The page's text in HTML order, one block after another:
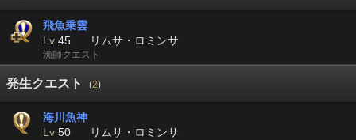
飛魚乗雲
Lv 45 リムサ・ロミンサ
漁師クエスト
発生クエスト (2)
海川魚神
Lv 50 リムサ・ロミンサ